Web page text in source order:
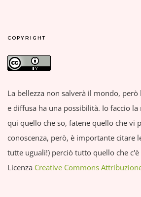
COPYRIGHT
La bellezza non salverà il mondo, però
e diffusa ha una possibilità. Io faccio
qui quello che so, fatene quello che vi
conoscenza, però, è importante citare
tutte uguali!) perciò tutto quello che
Licenza Creative Commons